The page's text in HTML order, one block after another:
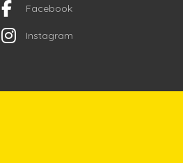
Facebook
Instagram